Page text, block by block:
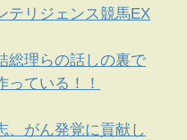
テリジェンス競馬EX
総理らの話しの裏で
っている！！
、がん発覚に貢献し